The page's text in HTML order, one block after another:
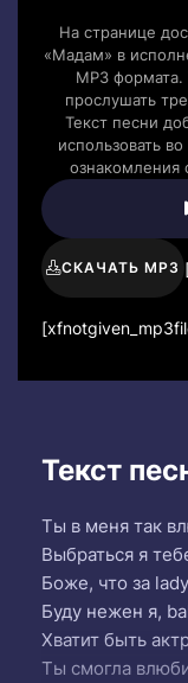
На странице
«Мадам» в
MP3
прослушать
Текст песни
использовать
СКАЧАТЬ MP3
Текст
Ты в меня так
Выбраться я
Боже, что за
Буду нежен я,
Хватит быть
Ты смогла